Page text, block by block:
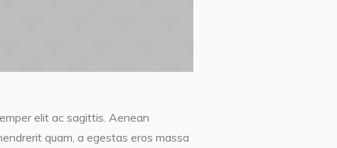
elit ac sagittis. Aenean
quam, a egestas eros massa